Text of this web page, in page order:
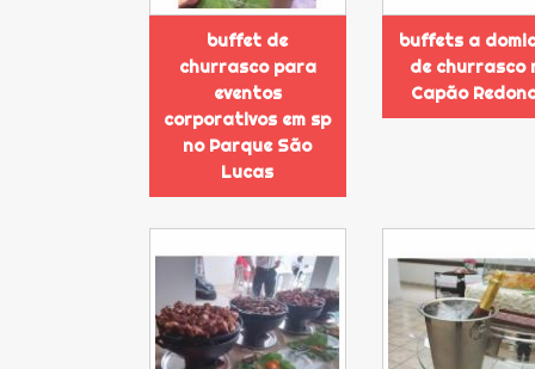
buffet de
churrasco para
eventos
corporativos em sp
no Parque São
Lucas
buffets a
de churrasco
Capão